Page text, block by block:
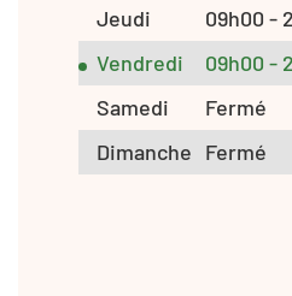
Jeudi
09h00 -
Vendredi
09h00 -
Samedi
Fermé
Dimanche Fermé